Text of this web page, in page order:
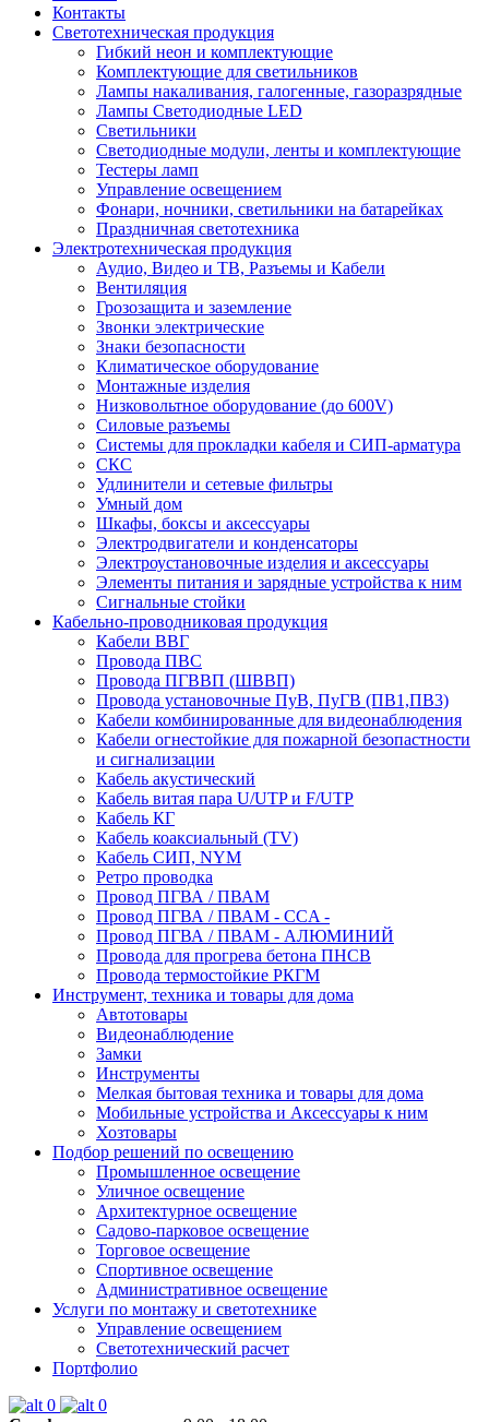
Контакты
Светотехническая продукция
Гибкий неон и комплектующие
Комплектующие для светильников
Лампы накаливания, галогенные, газоразрядные
Лампы Светодиодные LED
Светильники
Светодиодные модули, ленты и комплектующие
Тестеры ламп
Управление освещением
Фонари, ночники, светильники на батарейках
Праздничная светотехника
Электротехническая продукция
Аудио, Видео и ТВ, Разъемы и Кабели
Вентиляция
Грозозащита и заземление
Звонки электрические
Знаки безопасности
Климатическое оборудование
Монтажные изделия
Низковольтное оборудование (до 600V)
Силовые разъемы
Системы для прокладки кабеля и СИП-арматура
СКС
Удлинители и сетевые фильтры
Умный дом
Шкафы, боксы и аксессуары
Электродвигатели и конденсаторы
Электроустановочные изделия и аксессуары
Элементы питания и зарядные устройства к ним
Сигнальные стойки
Кабельно-проводниковая продукция
Кабели ВВГ
Провода ПВС
Провода ПГВВП (ШВВП)
Провода установочные ПуВ, ПуГВ (ПВ1,ПВ3)
Кабели комбинированные для видеонаблюдения
Кабели огнестойкие для пожарной безопастности
и сигнализации
Кабель акустический
Кабель витая пара U/UTP и F/UTP
Кабель КГ
Кабель коаксиальный (TV)
Кабель СИП, NYM
Ретро проводка
Провод ПГВА / ПВАМ
Провод ПГВА / ПВАМ - CCA -
Провод ПГВА / ПВАМ - АЛЮМИНИЙ
Провода для прогрева бетона ПНСВ
Провода термостойкие РКГМ
Инструмент, техника и товары для дома
Автотовары
Видеонаблюдение
Замки
Инструменты
Мелкая бытовая техника и товары для дома
Мобильные устройства и Аксессуары к ним
Хозтовары
Подбор решений по освещению
Промышленное освещение
Уличное освещение
Архитектурное освещение
Садово-парковое освещение
Торговое освещение
Спортивное освещение
Административное освещение
Услуги по монтажу и светотехнике
Управление освещением
Светотехнический расчет
Портфолио
0
0